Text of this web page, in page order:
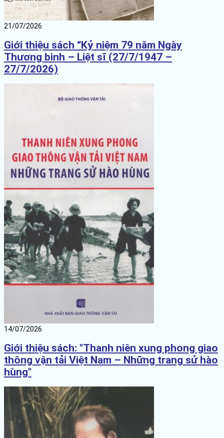
21/07/2026
Giới thiệu sách “Kỷ niệm 79 năm Ngày
Thương binh – Liệt sĩ (27/7/1947 –
27/7/2026)
14/07/2026
Giới thiệu sách: "Thanh niên xung phong giao
thông vận tải Việt Nam – Những trang sử hào
hùng"